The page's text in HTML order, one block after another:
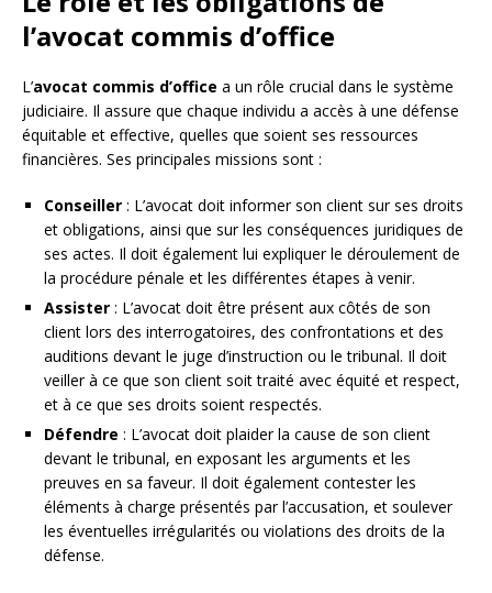
l’avocat commis d’office
L’avocat commis d’office a un rôle crucial dans le système
judiciaire. Il assure que chaque individu a accès à une défense
équitable et effective, quelles que soient ses ressources
financières. Ses principales missions sont :
Conseiller : L’avocat doit informer son client sur ses droits
et obligations, ainsi que sur les conséquences juridiques de
ses actes. Il doit également lui expliquer le déroulement de
la procédure pénale et les différentes étapes à venir.
Assister : L’avocat doit être présent aux côtés de son
client lors des interrogatoires, des confrontations et des
auditions devant le juge d’instruction ou le tribunal. Il doit
veiller à ce que son client soit traité avec équité et respect,
et à ce que ses droits soient respectés.
Défendre : L’avocat doit plaider la cause de son client
devant le tribunal, en exposant les arguments et les
preuves en sa faveur. Il doit également contester les
éléments à charge présentés par l’accusation, et soulever
les éventuelles irrégularités ou violations des droits de la
défense.